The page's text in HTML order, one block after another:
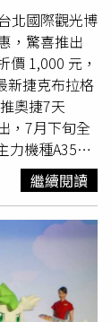
客機。訂單變
元，變更後
，換算新台
787客機總額
億元。再加
交易金額不
億元，華
元，以30元
配置豪華商
的客艙產品規
力調整，將
機可較前一
碳高效能，
淨零碳排的
北國際觀光博
，驚喜推出
價 1,000 元，
新捷克布拉格
奧捷7天
，7月下旬全
力機種A350
台灣直飛捷克
飛航四至五個
華航東歐航班
雙航點進出的
同時結合奧
勞頓。總統
打氣，右三起
繼續閱讀